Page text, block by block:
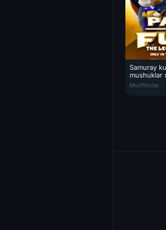
Samuray
mushuklar
Samuray
Multfilmlar